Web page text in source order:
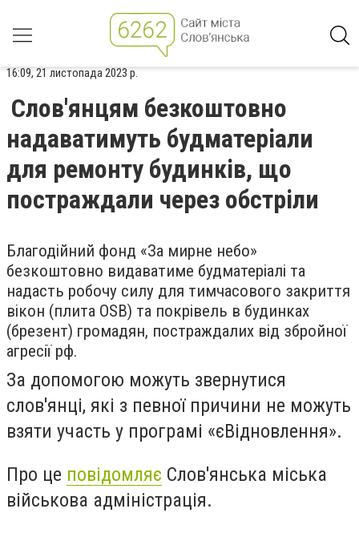
16:09, 21 листопада 2023 р.
Слов'янцям безкоштовно
надаватимуть будматеріали
для ремонту будинків, що
постраждали через обстріли
Благодійний фонд «За мирне небо»
безкоштовно видаватиме будматеріалі та
надасть робочу силу для тимчасового закриття
вікон (плита OSB) та покрівель в будинках
(брезент) громадян, постраждалих від збройної
агресії рф.
За допомогою можуть звернутися
слов'янці, які з певної причини не можуть
взяти участь у програмі «єВідновлення».
Про це повідомляє Слов'янська міська
військова адміністрація.